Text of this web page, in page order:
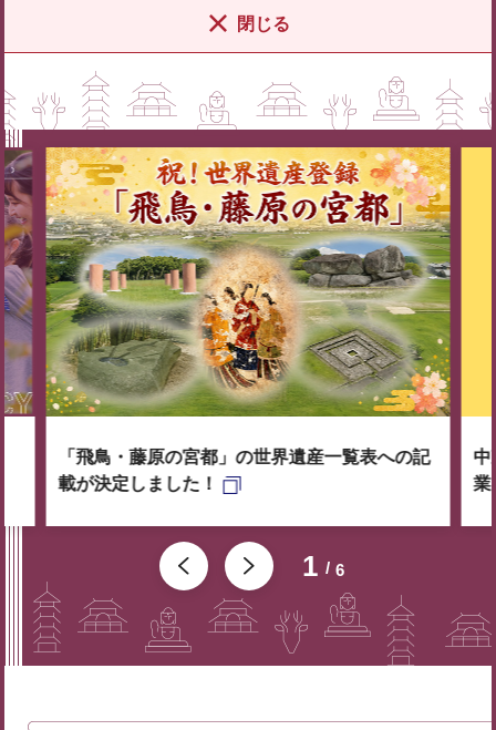
閉じる
1 6
「飛鳥・藤原の宮都」の世界遺産一覧表への記
載が決定しました！
中
業